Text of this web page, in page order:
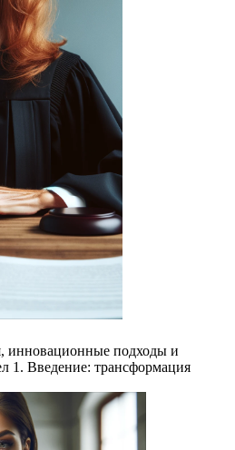
инновационные подходы и
1. Введение: трансформация